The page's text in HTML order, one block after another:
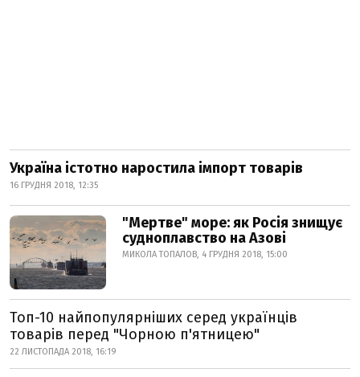
Україна істотно наростила імпорт товарів
16 ГРУДНЯ 2018, 12:35
"Мертве" море: як Росія знищує
судноплавство на Азові
МИКОЛА ТОПАЛОВ, 4 ГРУДНЯ 2018, 15:00
Топ-10 найпопулярніших серед українців
товарів перед "Чорною п'ятницею"
22 ЛИСТОПАДА 2018, 16:19